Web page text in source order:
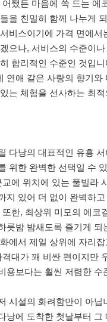
쨌든 마음에 쏙 드는 에
을 친밀히 함께 나누게
비스이기에 가격 면에서
으나, 서비스의 수준이
합리적인 수준인 것입
연애 같은 사랑의 향기와
는 체험을 선사하는 최
다낭의 대표적인 유흥
위한 완벽한 선택일 수
에 위치에 있는 풀빌라
지 있어 더 없이 완벽하
한, 최상위 미모의 에코
룻밤 밤새도록 즐기게 되
에서 제일 상위에 자리
대가 꽤 비싼 편이지만
용보다는 훨씬 저렴한 수
시설의 화려함만이 아닙
낭에 도착한 첫날부터 그